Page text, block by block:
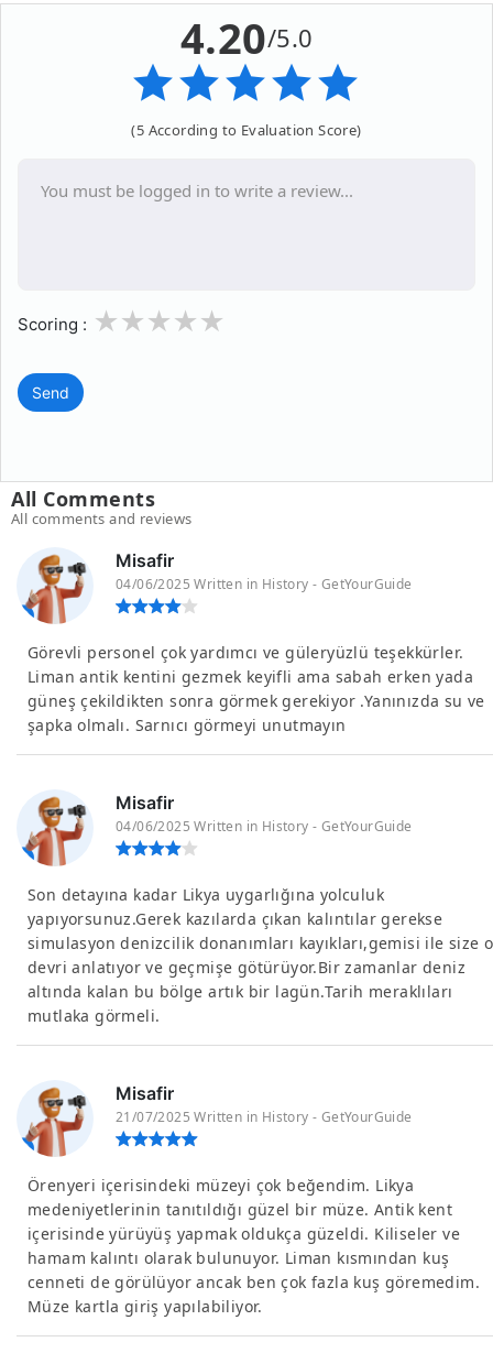
4.20/5.0
(5 According to Evaluation Score)
Scoring : 3
2
1
Send
All Comments
All comments and reviews
Misafir
04/06/2025 Written in History - GetYourGuide
Görevli personel çok yardımcı ve güleryüzlü teşekkürler.
Liman antik kentini gezmek keyifli ama sabah erken yada
güneş çekildikten sonra görmek gerekiyor .Yanınızda su ve
şapka olmalı. Sarnıcı görmeyi unutmayın
Misafir
04/06/2025 Written in History - GetYourGuide
Son detayına kadar Likya uygarlığına yolculuk
yapıyorsunuz.Gerek kazılarda çıkan kalıntılar gerekse
simulasyon denizcilik donanımları kayıkları,gemisi ile size o
devri anlatıyor ve geçmişe götürüyor.Bir zamanlar deniz
altında kalan bu bölge artık bir lagün.Tarih meraklıları
mutlaka görmeli.
Misafir
21/07/2025 Written in History - GetYourGuide
Örenyeri içerisindeki müzeyi çok beğendim. Likya
medeniyetlerinin tanıtıldığı güzel bir müze. Antik kent
içerisinde yürüyüş yapmak oldukça güzeldi. Kiliseler ve
hamam kalıntı olarak bulunuyor. Liman kısmından kuş
cenneti de görülüyor ancak ben çok fazla kuş göremedim.
Müze kartla giriş yapılabiliyor.